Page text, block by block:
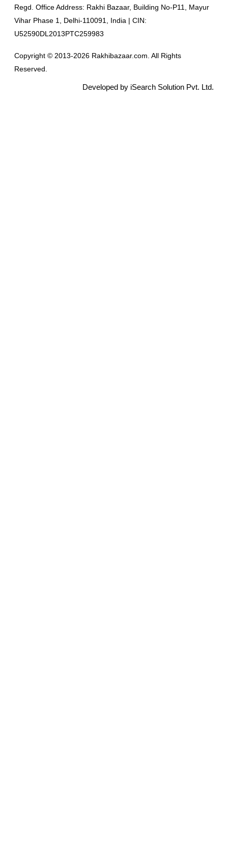
Regd. Office Address: Rakhi Bazaar, Building No-P11, Mayur
Vihar Phase 1, Delhi-110091, India | CIN:
U52590DL2013PTC259983
Copyright © 2013-2026 Rakhibazaar.com. All Rights
Reserved.
Developed by iSearch Solution Pvt. Ltd.